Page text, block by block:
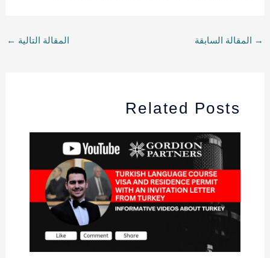
→ المقالة السابقة المقالة التالية ←
Related Posts